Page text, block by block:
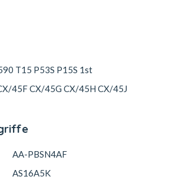
T15 P53S P15S 1st
45F CX/45G CX/45H CX/45J
AA-PBSN4AF
AS16A5K